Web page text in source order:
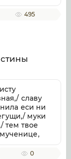
495
славу
еси ни
муки
тем твое
0